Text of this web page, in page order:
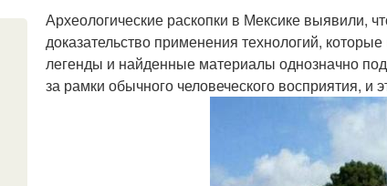
Археологические раскопки в Мексике выявили,
доказательство применения технологий,
легенды и найденные материалы однозначно
за рамки обычного человеческого восприятия,